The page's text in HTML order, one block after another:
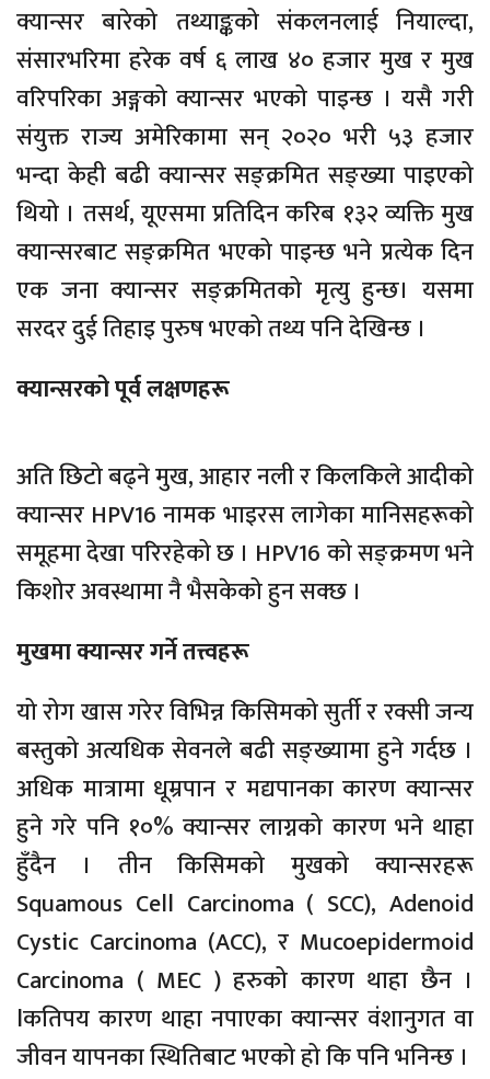
क्यान्सर बारेको तथ्याङ्कको संकलनलाई नियाल्दा,
संसारभरिमा हरेक वर्ष ६ लाख ४० हजार मुख र मुख
वरिपरिका अङ्गको क्यान्सर भएको पाइन्छ । यसै गरी
संयुक्त राज्य अमेरिकामा सन् २०२० भरी ५३ हजार
भन्दा केही बढी क्यान्सर सङ्क्रमित सङ्ख्या पाइएको
थियो । तसर्थ, यूएसमा प्रतिदिन करिब १३२ व्यक्ति मुख
क्यान्सरबाट सङ्क्रमित भएको पाइन्छ भने प्रत्येक दिन
एक जना क्यान्सर सङ्क्रमितको मृत्यु हुन्छ। यसमा
सरदर दुई तिहाइ पुरुष भएको तथ्य पनि देखिन्छ ।
क्यान्सरको पूर्व लक्षणहरू
अति छिटो बढ्ने मुख, आहार नली र किलकिले आदीको
क्यान्सर HPV16 नामक भाइरस लागेका मानिसहरूको
समूहमा देखा परिरहेको छ । HPV16 को सङ्क्रमण भने
किशोर अवस्थामा नै भैसकेको हुन सक्छ ।
मुखमा क्यान्सर गर्ने तत्त्वहरू
यो रोग खास गरेर विभिन्न किसिमको सुर्ती र रक्सी जन्य
बस्तुको अत्यधिक सेवनले बढी सङ्ख्यामा हुने गर्दछ ।
अधिक मात्रामा धूम्रपान र मद्यपानका कारण क्यान्सर
हुने गरे पनि १०% क्यान्सर लाग्नको कारण भने थाहा
हुँदैन । तीन किसिमको मुखको क्यान्सरहरू
Squamous Cell Carcinoma ( SCC), Adenoid
Cystic Carcinoma (ACC), र Mucoepidermoid
Carcinoma ( MEC ) हरुको कारण थाहा छैन ।
lकतिपय कारण थाहा नपाएका क्यान्सर वंशानुगत वा
जीवन यापनका स्थितिबाट भएको हो कि पनि भनिन्छ ।